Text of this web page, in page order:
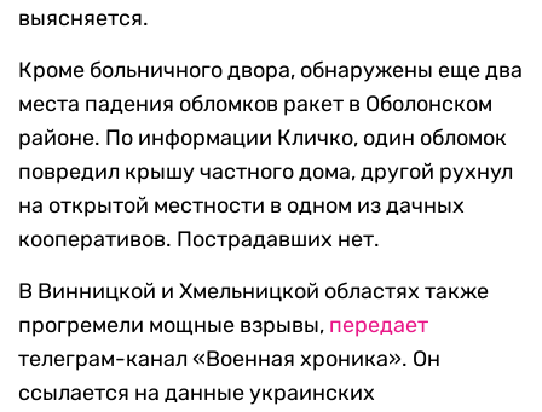
выясняется.
Кроме больничного двора, обнаружены еще два
места падения обломков ракет в Оболонском
районе. По информации Кличко, один обломок
повредил крышу частного дома, другой рухнул
на открытой местности в одном из дачных
кооперативов. Пострадавших нет.
В Винницкой и Хмельницкой областях также
прогремели мощные взрывы, передает
телеграм-канал «Военная хроника». Он
ссылается на данные украинских